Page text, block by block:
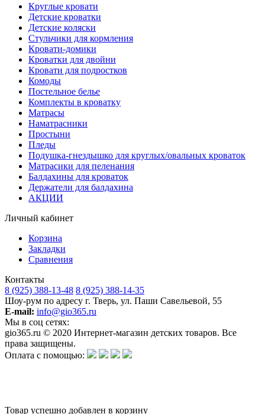
Круглые кровати
Детские кроватки
Детские коляски
Стульчики для кормления
Кровати-домики
Кроватки для двойни
Кровати для подростков
Комоды
Постельное белье
Комплекты в кроватку
Матрасы
Наматрасники
Простыни
Пледы
Подушка-гнездышко для круглых/овальных кроваток
Матрасики для пеленания
Балдахины для кроваток
Держатели для балдахина
АКЦИИ
Личный кабинет
Корзина
Закладки
Сравнения
Контакты
8 (925) 388-13-48 8 (925) 388-14-35
Шоу-рум по адресу г. Тверь, ул. Паши Савельевой, 55
E-mail: info@gio365.ru
Мы в соц сетях:
gio365.ru © 2020 Интернет-магазин детских товаров. Все
права защищены.
Оплата с помощью:
Товар успешно добавлен в корзину